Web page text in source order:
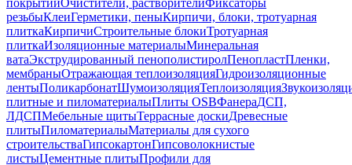
покрытийОчистители, растворителиФиксаторы
резьбыКлеиГерметики, пеныКирпичи, блоки, тротуарная
плиткаКирпичиСтроительные блокиТротуарная
плиткаИзоляционные материалыМинеральная
ватаЭкструдированный пенополистиролПенопластПленки,
мембраныОтражающая теплоизоляцияГидроизоляционные
лентыПоликарбонатШумоизоляцияТеплоизоляция
плитные и пиломатериалыПлиты OSBФанераДСП,
ЛДСПМебельные щитыТеррасные доскиДревесные
плитыПиломатериалыМатериалы для сухого
строительстваГипсокартонГипсоволокнистые
листыЦементные плитыПрофили для